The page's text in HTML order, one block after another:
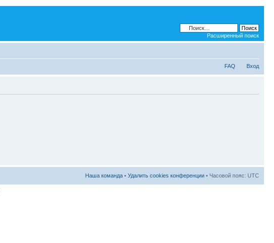
Расширенный поиск
FAQ Вход
Наша команда • Удалить cookies конференции • Часовой пояс: UTC